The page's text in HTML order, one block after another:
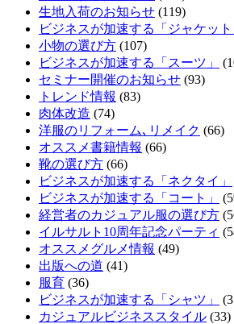
生地入荷のお知らせ (119)
ビジネスが加速する「ジャケット
小物の選び方 (107)
ビジネスが加速する「スーツ」
セミナー開催のお知らせ (93)
トレンド情報 (83)
肉体改造 (74)
洋服のリフォーム､リメイク (66)
オススメ書籍情報 (66)
靴の選び方 (66)
ビジネスが加速する「ネクタイ」
ビジネスが加速する「コート」
経営者のカジュアル服の選び方
イルサルト10周年記念パーティ
オススメグルメ情報 (49)
出版への道 (41)
服育 (36)
ビジネスが加速する「シャツ」
カジュアルビジネススタイル (33)